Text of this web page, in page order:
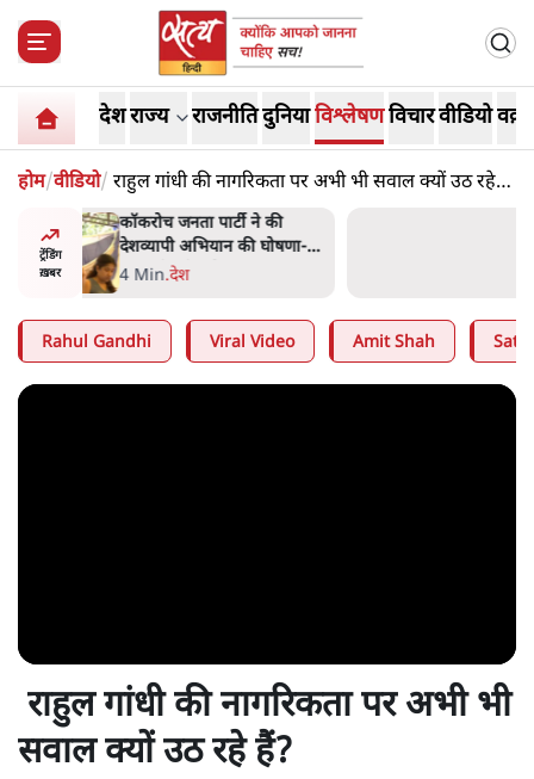
देशराज्य राजनीतिदुनियाविश्लेषणविचारवीडियो
होम/वीडियो/ राहुल गांधी की नागरिकता पर अभी भी सवाल क्यों उठ रहे
हैं?
ट्रेंडिंग
ख़बर
UPI पर प्रस्तावित शुल्क के पीछे
ट्रंप का दबाव? वीजा-मास्टरकार्ड
Rahul Gandhi Viral Video Amit Shah
राहुल गांधी की नागरिकता पर अभी भी
सवाल क्यों उठ रहे हैं?